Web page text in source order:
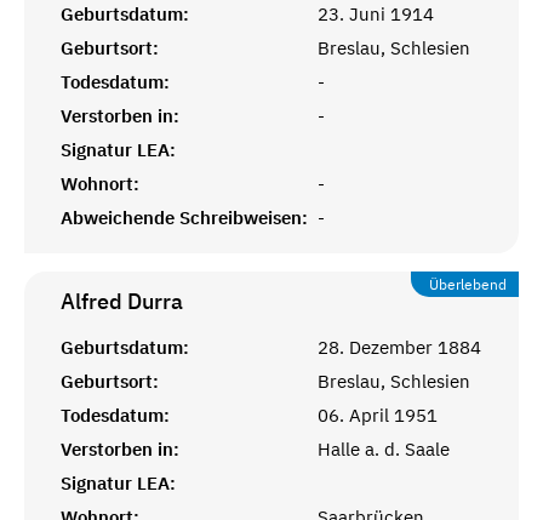
Geburtsdatum:
23. Juni 1914
Geburtsort:
Breslau, Schlesien
Todesdatum:
-
Verstorben in:
-
Signatur LEA:
Wohnort:
-
Abweichende Schreibweisen: -
Überlebend
Alfred Durra
Geburtsdatum:
28. Dezember 1884
Geburtsort:
Breslau, Schlesien
Todesdatum:
06. April 1951
Verstorben in:
Halle a. d. Saale
Signatur LEA: